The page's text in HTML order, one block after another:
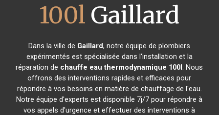
100l Gaillard
Dans la ville de Gaillard, notre équipe de plombiers
expérimentés est spécialisée dans l'installation et la
réparation de chauffe eau thermodynamique 100l. Nous
offrons des interventions rapides et efficaces pour
répondre à vos besoins en matière de chauffage de l'eau.
Notre équipe d'experts est disponible 7j/7 pour répondre à
vos appels d'urgence et effectuer des interventions à